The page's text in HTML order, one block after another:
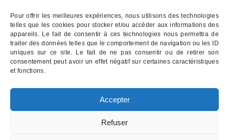
Pour offrir les meilleures expériences, nous utilisons des technologies
telles que les cookies pour stocker et/ou accéder aux informations des
appareils. Le fait de consentir à ces technologies nous permettra de
traiter des données telles que le comportement de navigation ou les ID
uniques sur ce site. Le fait de ne pas consentir ou de retirer son
consentement peut avoir un effet négatif sur certaines caractéristiques
et fonctions.
Accepter
Refuser
Contactez-nous :07 82 11 22 85
INSTITUT D'HYPNOSE PALOIS
Institut d'Hypnose Palois - 17 rue d'Etigny - 64000 PAU